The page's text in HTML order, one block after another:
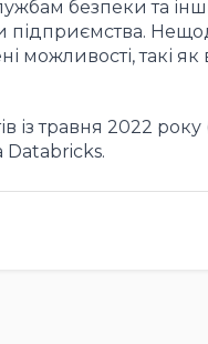
безпеки та
такі
із травня 2022
Databricks.